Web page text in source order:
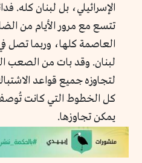
الإسرائيلي، بل لبنان كله.
تتسع مع مرور الأيام من
العاصمة كلها، وربما تصل
لبنان. وقد بات من الصعب
لتجاوزه جميع قواعد
كل الخطوط التي كانت تُوصف
يمكن تجاوزها.